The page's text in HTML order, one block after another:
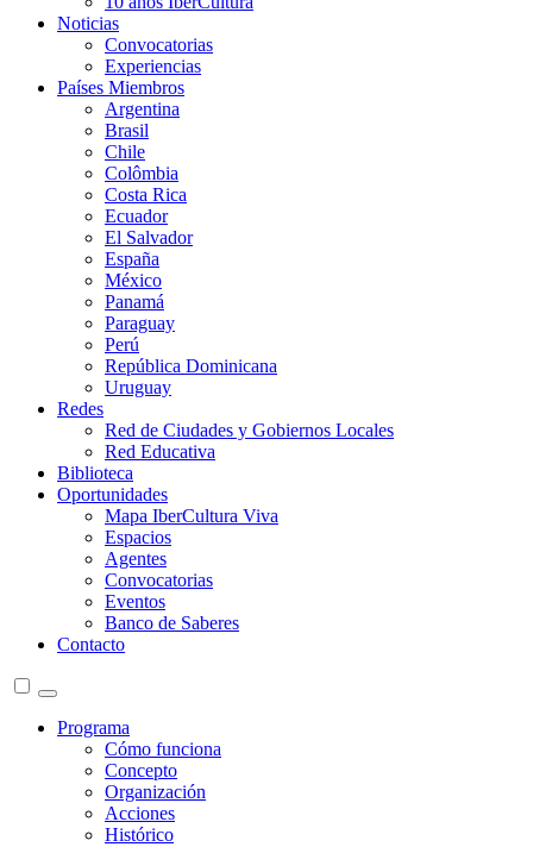
Noticias
Convocatorias
Experiencias
Países Miembros
Argentina
Brasil
Chile
Colômbia
Costa Rica
Ecuador
El Salvador
España
México
Panamá
Paraguay
Perú
República Dominicana
Uruguay
Redes
Red de Ciudades y Gobiernos Locales
Red Educativa
Biblioteca
Oportunidades
Mapa IberCultura Viva
Espacios
Agentes
Convocatorias
Eventos
Banco de Saberes
Contacto
Programa
Cómo funciona
Concepto
Organización
Acciones
Histórico